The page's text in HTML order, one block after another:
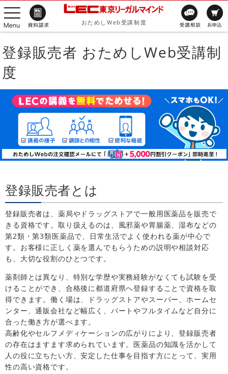
おためしWeb受講制度
登録販売者 おためしWeb受講制
度
登録販売者とは
登録販売者は、薬局やドラッグストアで一般用医薬品を販売で
きる資格です。取り扱えるのは、風邪薬や胃腸薬、湿布などの
第2類・第3類医薬品で、日常生活でよく使われる薬が中心で
す。お客様に正しく薬を選んでもらうための説明や相談対応
も、大切な役割のひとつです。
薬剤師とは異なり、特別な学歴や実務経験がなくても試験を受
けることができ、合格後に都道府県へ登録することで資格を取
得できます。働く場は、ドラッグストアやスーパー、ホームセ
ンター、通販会社など幅広く、パートやフルタイムなど自分に
合った働き方が選べます。
高齢化やセルフメディケーションの広がりにより、登録販売者
の存在はますます求められています。医薬品の知識を活かして
人の役に立ちたい方、安定した仕事を目指す方にとって、実用
性の高い資格です。